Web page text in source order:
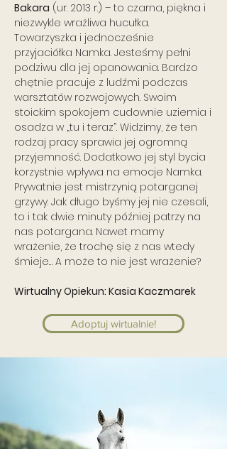
Bakara (ur. 2013 r.) – to czarna, piękna i
niezwykle wrażliwa hucułka.
Towarzyszka i jednocześnie
przyjaciółka Namka. Jesteśmy pełni
podziwu dla jej opanowania. Bardzo
chętnie pracuje z ludźmi podczas
warsztatów rozwojowych. Swoim
stoickim spokojem cudownie uziemia i
osadza w „tu i teraz”. Widzimy, że ten
rodzaj pracy sprawia jej ogromną
przyjemność. Dodatkowo jej styl bycia
korzystnie wpływa na emocje Namka.
Prywatnie jest mistrzynią potarganej
grzywy. Jak długo byśmy jej nie czesali,
to i tak dwie minuty później patrzy na
nas potargana. Nawet mamy
wrażenie, że trochę się z nas wtedy
śmieje… A może to nie jest wrażenie?
Wirtualny Opiekun: Kasia Kaczmarek
Adoptuj wirtualnie!